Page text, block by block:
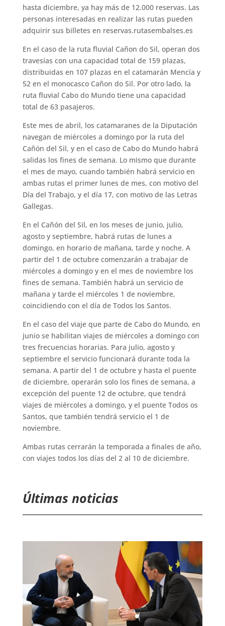
hasta diciembre, ya hay más de 12.000 reservas. Las
personas interesadas en realizar las rutas pueden
adquirir sus billetes en reservas.rutasembalses.es
En el caso de la ruta fluvial Cañon do Sil, operan dos
travesías con una capacidad total de 159 plazas,
distribuidas en 107 plazas en el catamarán Mencía y
52 en el monocasco Cañon do Sil. Por otro lado, la
ruta fluvial Cabo do Mundo tiene una capacidad
total de 63 pasajeros.
Este mes de abril, los catamaranes de la Diputación
navegan de miércoles a domingo por la ruta del
Cañón del Sil, y en el caso de Cabo do Mundo habrá
salidas los fines de semana. Lo mismo que durante
el mes de mayo, cuando también habrá servicio en
ambas rutas el primer lunes de mes, con motivo del
Día del Trabajo, y el día 17, con motivo de las Letras
Gallegas.
En el Cañón del Sil, en los meses de junio, julio,
agosto y septiembre, habrá rutas de lunes a
domingo, en horario de mañana, tarde y noche. A
partir del 1 de octubre comenzarán a trabajar de
miércoles a domingo y en el mes de noviembre los
fines de semana. También habrá un servicio de
mañana y tarde el miércoles 1 de noviembre,
coincidiendo con el día de Todos los Santos.
En el caso del viaje que parte de Cabo do Mundo, en
junio se habilitan viajes de miércoles a domingo con
tres frecuencias horarias. Para julio, agosto y
septiembre el servicio funcionará durante toda la
semana. A partir del 1 de octubre y hasta el puente
de diciembre, operarán solo los fines de semana, a
excepción del puente 12 de octubre, que tendrá
viajes de miércoles a domingo, y el puente Todos os
Santos, que también tendrá servicio el 1 de
noviembre.
Ambas rutas cerrarán la temporada a finales de año,
con viajes todos los días del 2 al 10 de diciembre.
Últimas noticias